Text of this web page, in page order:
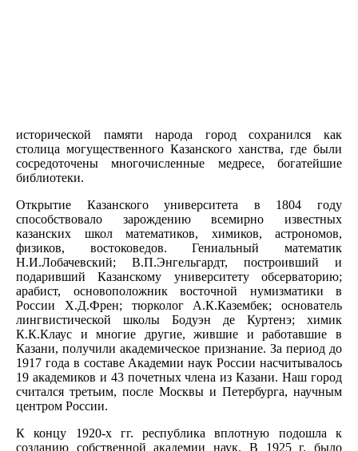
исторической памяти народа город сохранился как
столица могущественного Казанского ханства, где были
сосредоточены многочисленные медресе, богатейшие
библиотеки.
Открытие Казанского университета в 1804 году
способствовало зарождению всемирно известных
казанских школ математиков, химиков, астрономов,
физиков, востоковедов. Гениальный математик
Н.И.Лобачевский; В.П.Энгельгардт, построивший и
подаривший Казанскому университету обсерваторию;
арабист, основоположник восточной нумизматики в
России Х.Д.Френ; тюрколог А.К.Казембек; основатель
лингвистической школы Бодуэн де Куртенэ; химик
К.К.Клаус и многие другие, жившие и работавшие в
Казани, получили академическое признание. За период до
1917 года в составе Академии наук России насчитывалось
19 академиков и 43 почетных члена из Казани. Наш город
считался третьим, после Москвы и Петербурга, научным
центром России.
К концу 1920-х гг. республика вплотную подошла к
созданию собственной академии наук. В 1925 г. было